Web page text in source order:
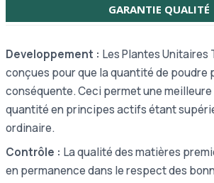
GARANTIE QUALITÉ
Developpement : Les Plantes Unitaires
conçues pour que la quantité de poudre
conséquente. Ceci permet une
quantité en principes actifs étant
ordinaire.
Contrôle : La qualité des matières
en permanence dans le respect des